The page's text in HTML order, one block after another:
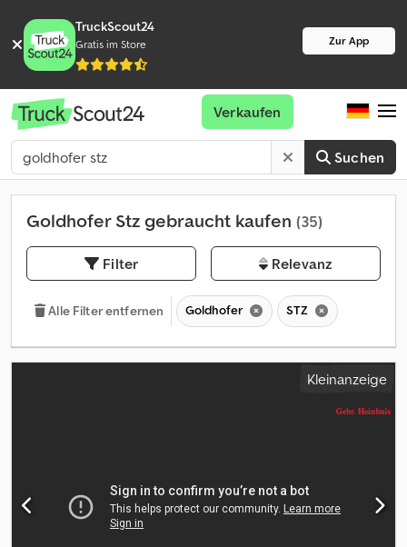
TruckScout24
Gratis im Store Zur App
Suchen
Verkaufen
Goldhofer Stz gebraucht kaufen (35)
Filter Relevanz
Alle Filter entfernen Goldhofer STZ
Kleinanzeige